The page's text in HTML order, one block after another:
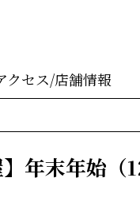
クセス/店舗情報
】年末年始